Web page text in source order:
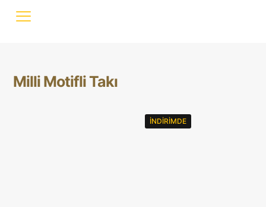
Milli Motifli Takı
İNDIRIMDE